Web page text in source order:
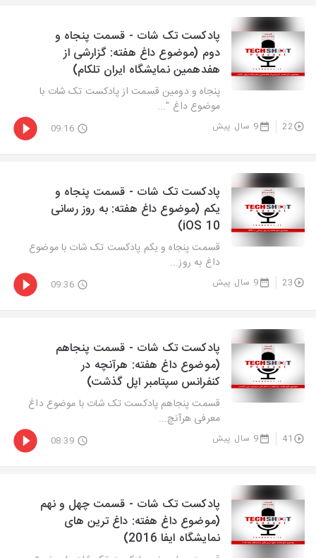
پادکست تک شات - قسمت پنجاه و
دوم (موضوع داغ هفته: گزارشی از
هفدهمین نمایشگاه ایران تلکام)
پنجاه و دومین قسمت از پادکست تک شات با
موضوع داغ "...
22 9 سال پیش 09:16
پادکست تک شات - قسمت پنجاه و
یکم (موضوع داغ هفته: به روز رسانی
iOS 10)
قسمت پنجاه و یکم پادکست تک شات با موضوع
داغ به روز...
23 9 سال پیش 09:36
پادکست تک شات - قسمت پنجاهم
(موضوع داغ هفته: هرآنچه در
کنفرانس سپتامبر اپل گذشت)
قسمت پنجاهم پادکست تک شات با موضوع داغ
معرفی هرآنچ...
41 9 سال پیش 08:39
پادکست تک شات - قسمت چهل و نهم
(موضوع داغ هفته: داغ ترین های
نمایشگاه ایفا 2016)